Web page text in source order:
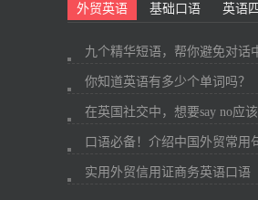
外贸英语 基础口语 英语
你知道英语有多少个单词吗？
口语必备！介绍中国外贸常用
实用外贸信用证商务英语口语